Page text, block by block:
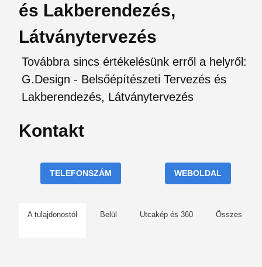
és Lakberendezés,
Látványtervezés
Továbbra sincs értékelésünk erről a helyről:
G.Design - Belsőépítészeti Tervezés és
Lakberendezés, Látványtervezés
Kontakt
TELEFONSZÁM WEBOLDAL
A tulajdonostól Belül Utcakép és 360 Összes